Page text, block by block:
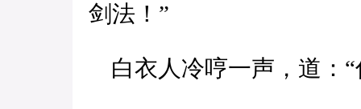
剑法！”
白衣人冷哼一声，道：“